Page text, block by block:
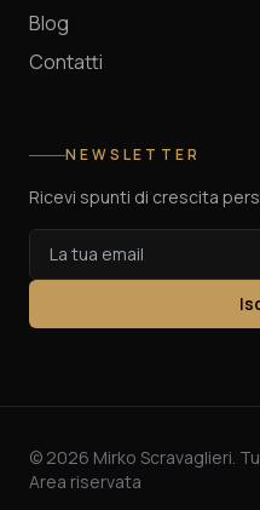
Blog
Contatti
NEWSLETTER
Ricevi spunti di crescita
© 2026 Mirko Scravaglieri.
Area riservata